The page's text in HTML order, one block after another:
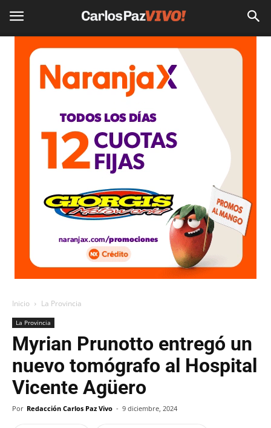
Inicio La Provincia
La Provincia
Myrian Prunotto entregó un
nuevo tomógrafo al Hospital
Vicente Agüero
Por Redacción Carlos Paz Vivo - 9 diciembre, 2024